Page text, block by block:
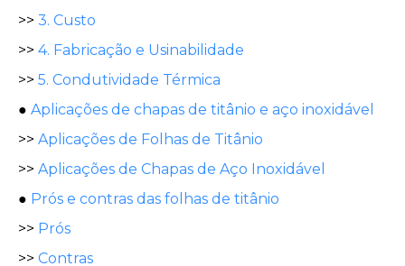
>> 3. Custo
>> 4. Fabricação e Usinabilidade
>> 5. Condutividade Térmica
● Aplicações de chapas de titânio e aço inoxidável
>> Aplicações de Folhas de Titânio
>> Aplicações de Chapas de Aço Inoxidável
● Prós e contras das folhas de titânio
>> Prós
>> Contras